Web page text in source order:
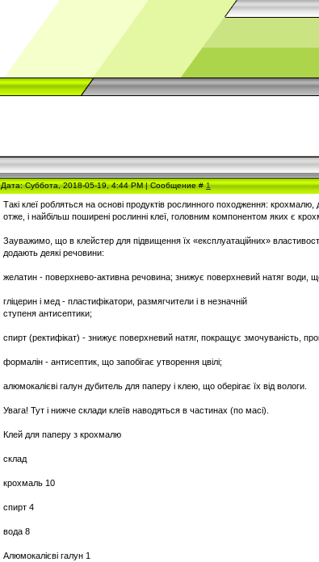
Дата: Суббота, 2018-05-19, 4:44 PM | Сообщение #1
Такі клеї робляться на основі продуктів рослинного походження:
отже, і найбільш поширені рослинні клеї, головним компонентом яких є
Зауважимо, що в клейстер для підвищення їх «експлуатаційних»
додають деякі речовини:
желатин - поверхнево-активна речовина; знижує поверхневий натяг води,
гліцерин і мед - пластифікатори, размягчители і в незначній
ступеня антисептики;
спирт (ректифікат) - знижує поверхневий натяг, покращує змочуваність,
формалін - антисептик, що запобігає утворення цвілі;
алюмокалієві галун дубитель для паперу і клею, що оберігає їх від вологи.
Увага! Тут і нижче склади клеїв наводяться в частинах (по масі).
Клей для паперу з крохмалю
склад
крохмаль 10
спирт 4
вода 8
Алюмокалієві галун 1